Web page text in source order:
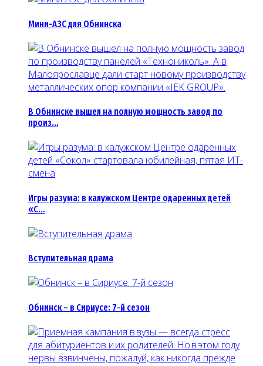
Мини-АЗС для Обнинска
В Обнинске вышел на полную мощность завод по
произ…
Игры разума: в калужском Центре одаренных детей
«С…
Вступительная драма
Обнинск – в Сириусе: 7-й сезон